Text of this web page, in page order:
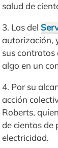
salud de
3. Las del
autorización,
sus contratos
algo en un
4. Por su
acción
Roberts,
de cientos de
electricidad.